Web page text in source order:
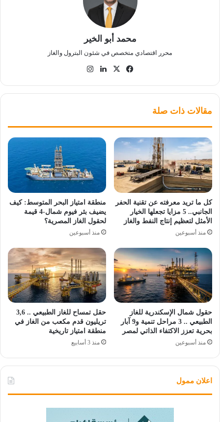
محمد أبو الخير
محرر اقتصادي متخصص في شئون البترول والغاز
فيسبوك
‫X لينكدإن
مقالات ذات صلة
كل ما تريد معرفته عن تقنية الحفر
الجانبي.. 5 مزايا تجعلها الخيار
الأمثل لتعظيم إنتاج النفط والغاز
منذ أسبوعين
منطقة امتياز البحر المتوسط: كيف
يضيف بئر فيوم شمال-4 قيمة
لحقول الغاز المصرية؟
منذ أسبوعين
حقول شمال الإسكندرية للغاز
الطبيعي .. 3 مراحل تنمية و9 آبار
بحرية تعزز الاكتفاء الذاتي لمصر
منذ أسبوعين
حقل تمساح للغاز الطبيعي .. 3,6
تريليون قدم مكعب من الغاز في
منطقة امتياز تاريخية
منذ 3 أسابيع
اعلان ممول